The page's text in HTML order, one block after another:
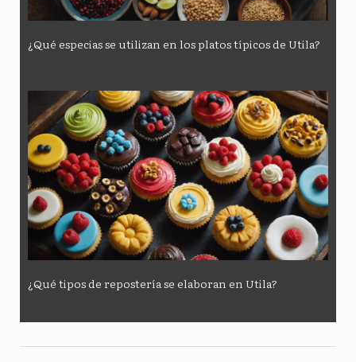
¿Qué especias se utilizan en los platos típicos de Utila?
¿Qué tipos de repostería se elaboran en Utila?